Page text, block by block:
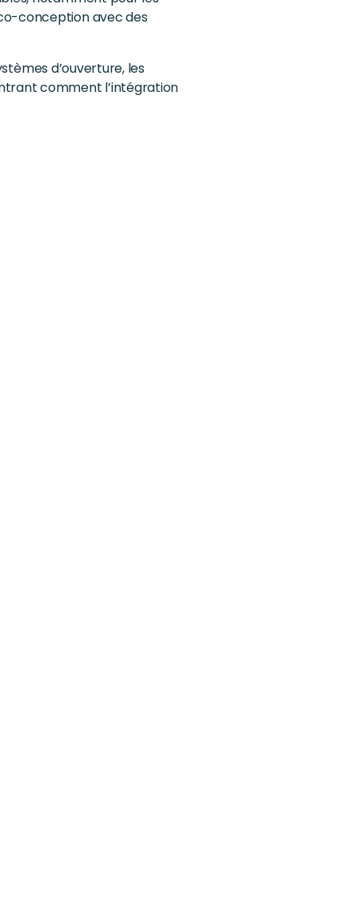
conception avec des
d’ouverture, les
comment l’intégration